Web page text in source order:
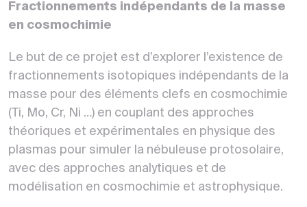
Fractionnements indépendants de la masse
en cosmochimie
Le but de ce projet est d’explorer l’existence de
fractionnements isotopiques indépendants de la
masse pour des éléments clefs en cosmochimie
(Ti, Mo, Cr, Ni …) en couplant des approches
théoriques et expérimentales en physique des
plasmas pour simuler la nébuleuse protosolaire,
avec des approches analytiques et de
modélisation en cosmochimie et astrophysique.